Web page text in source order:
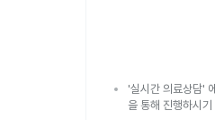
'실시간 의료상담'
을 통해 진행하시